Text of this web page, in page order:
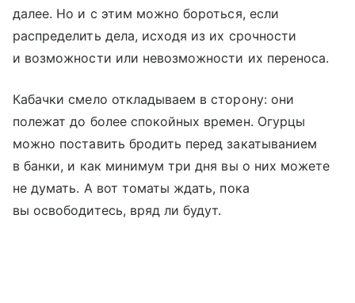
далее. Но и с этим можно бороться, если
распределить дела, исходя из их срочности
и возможности или невозможности их переноса.
Кабачки смело откладываем в сторону: они
полежат до более спокойных времен. Огурцы
можно поставить бродить перед закатыванием
в банки, и как минимум три дня вы о них можете
не думать. А вот томаты ждать, пока
вы освободитесь, вряд ли будут.